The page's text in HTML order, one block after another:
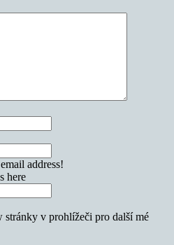
address!
here
v prohlížeči pro další mé